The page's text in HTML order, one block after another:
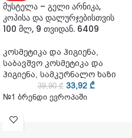
მუსტელა – გელი არნიკა,
კოპისა და დალურჯებისთვის
100 მლ, 9 თვიდან. 6409
კოსმეტიკა და ჰიგიენა,
საბავშვო კოსმეტიკა და
ჰიგიენა, სამკურნალო ხაზი
39,90₾ 33,92 ₾
№1 ბრენდი ევროპაში